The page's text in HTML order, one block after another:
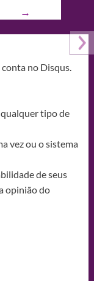
→
no Disqus.
tipo de
vez ou o sistema
de seus
opinião do